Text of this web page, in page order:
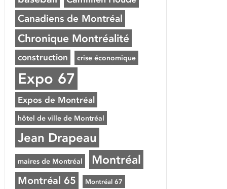
Canadiens de Montréal
Chronique Montréalité
construction crise économique
Expo 67
Expos de Montréal
hôtel de ville de Montréal
Jean Drapeau
maires de Montréal Montréal
Montréal 65 Montréal 67